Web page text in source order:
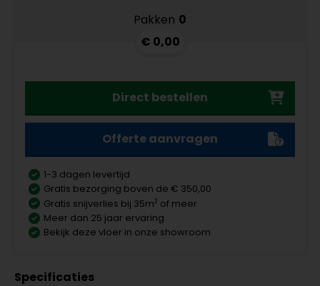
Pakken 0
€ 0,00
Direct bestellen
Offerte aanvragen
1-3 dagen levertijd
Gratis bezorging boven de € 350,00
Gratis snijverlies bij 35m2 of meer
Meer dan 25 jaar ervaring
Bekijk deze vloer in onze showroom
Specificaties